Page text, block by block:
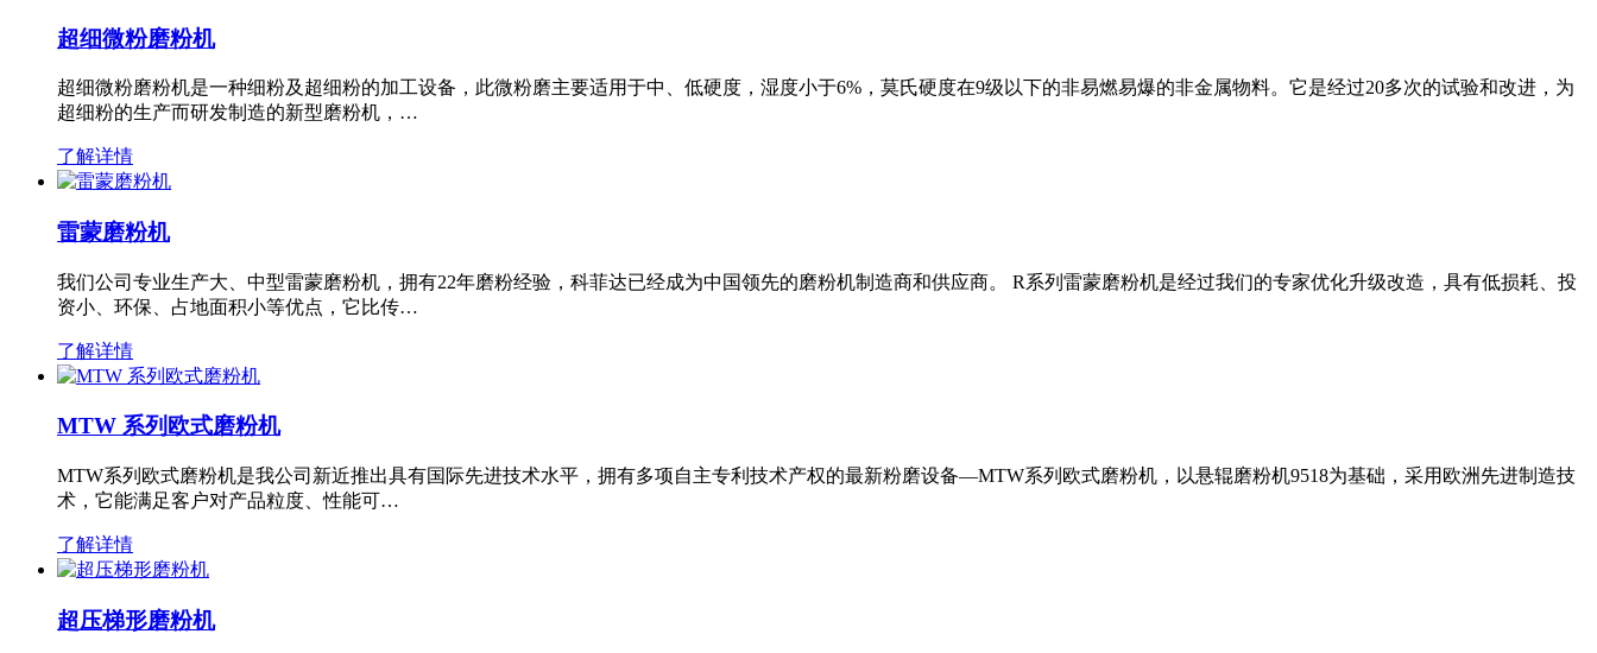
超细微粉磨粉机
超细微粉磨粉机是一种细粉及超细粉的加工设备，此微粉磨主要适用于中、低硬度，湿度小于6%，莫氏硬度在9级以下的非易燃易爆的非金属物料。它是经过20多次的试验和改进，为
超细粉的生产而研发制造的新型磨粉机，…
了解详情
雷蒙磨粉机
我们公司专业生产大、中型雷蒙磨粉机，拥有22年磨粉经验，科菲达已经成为中国领先的磨粉机制造商和供应商。 R系列雷蒙磨粉机是经过我们的专家优化升级改造，具有低损耗、投
资小、环保、占地面积小等优点，它比传…
了解详情
MTW 系列欧式磨粉机
MTW系列欧式磨粉机是我公司新近推出具有国际先进技术水平，拥有多项自主专利技术产权的最新粉磨设备—MTW系列欧式磨粉机，以悬辊磨粉机9518为基础，采用欧洲先进制造技
术，它能满足客户对产品粒度、性能可…
了解详情
超压梯形磨粉机